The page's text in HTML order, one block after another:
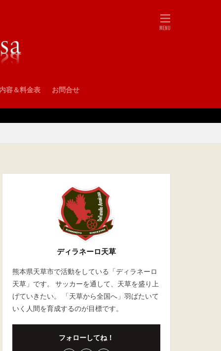
容＆料金表 お問合せ
ディラネーロ天草
熊本県天草市で活動をしている「ディラネーロ
天草」です。 サッカーを通して、天草を盛り上
げていきたい。 「天草から全国へ」羽ばたいて
いく人間を育成するのが目標です。
フォローしてね！